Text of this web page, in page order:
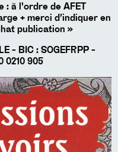
: à l'ordre de AFET
+ merci d’indiquer en
publication »
- BIC : SOGEFRPP -
0210 905